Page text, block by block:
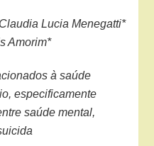
Lucia Menegatti*
Amorim*
à saúde
especificamente
saúde mental,